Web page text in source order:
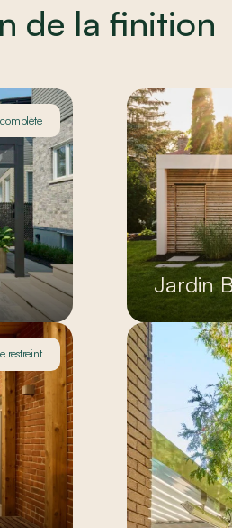
de la finition
Jardin
restreint